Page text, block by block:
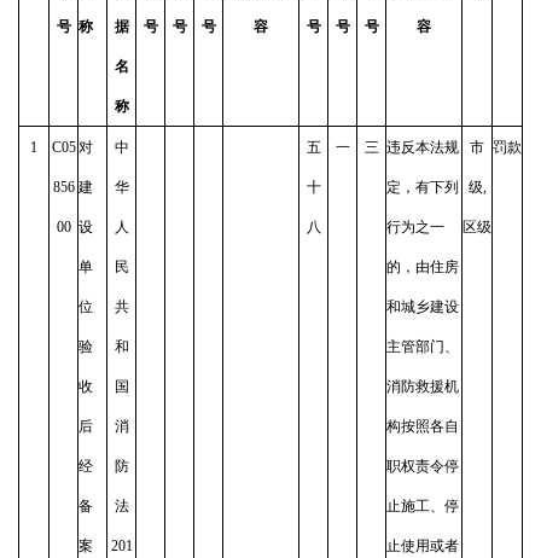
号 称 据
名
称
号 号 号 容 号 号 号 容
1 C05
856
00
对
建
设
单
位
验
收
后
经
备
案
中
华
人
民
共
和
国
消
防
法
201
五
十
八
一 三 违反本法规
定，有下列
行为之一
的，由住房
和城乡建设
主管部门、
消防救援机
构按照各自
职权责令停
止施工、停
止使用或者
市
级,
区级
罚款